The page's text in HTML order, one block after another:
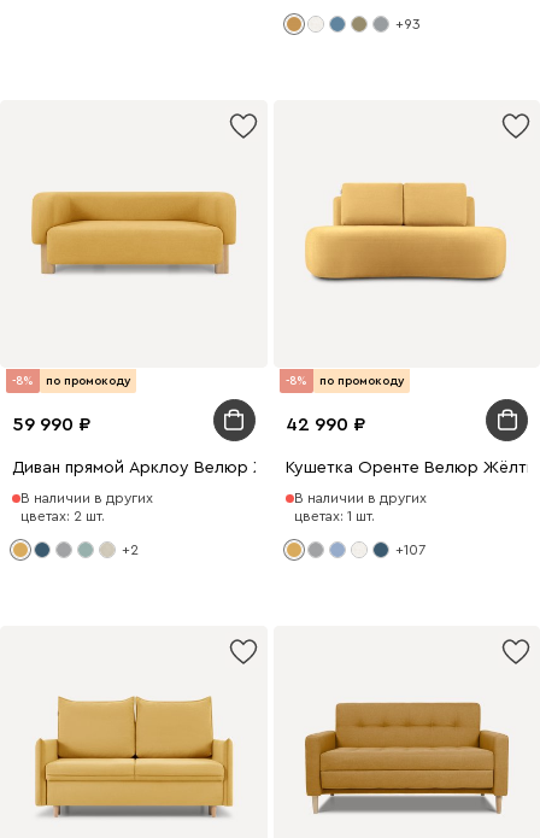
+93
-8% по промокоду
59 990
Диван прямой Арклоу Велюр Жёлтый
В наличии в других
цветах: 2 шт.
+2
-8% по промокоду
42 990
Кушетка Оренте Велюр
В наличии в других
цветах: 1 шт.
+107